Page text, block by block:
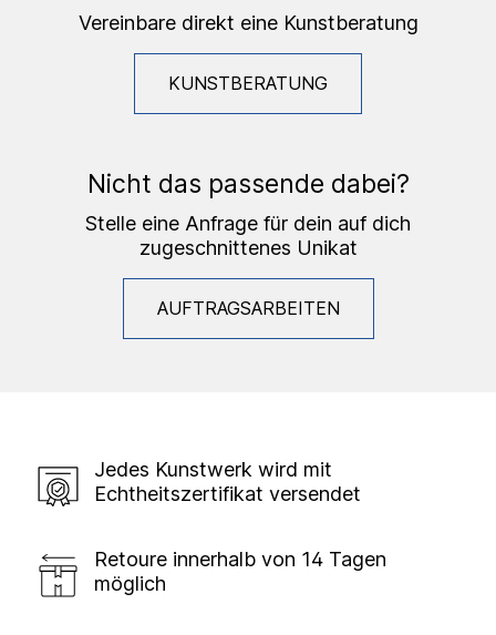
Vereinbare direkt eine Kunstberatung
KUNSTBERATUNG
Nicht das passende dabei?
Stelle eine Anfrage für dein auf dich
zugeschnittenes Unikat
AUFTRAGSARBEITEN
Jedes Kunstwerk wird mit
Echtheitszertifikat versendet
Retoure innerhalb von 14 Tagen
möglich